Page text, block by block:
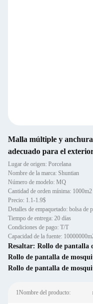
Malla múltiple y
adecuado para el
Lugar de origen: Porcelana
Nombre de la marca: Shuntian
Número de modelo: MQ
Cantidad de orden mínima: 1000m2
Precio: 1.1-1.9$
Detalles de empaquetado: bolsa de
Tiempo de entrega: 20 días
Condiciones de pago: T/T
Capacidad de la fuente:
Resaltar: Rollo de pantalla
Rollo de pantalla de
Rollo de pantalla de
1Nombre del producto: